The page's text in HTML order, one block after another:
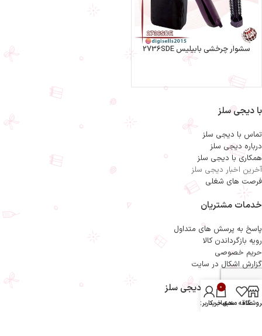
سشوار چرخشی بابیلیس 2736SDE
با دیجی سلز
تماس با دیجی سلز
درباره دیجی سلز
همکاری با دیجی سلز
آخرین اخبار دیجی سلز
فرصت های شغلی
خدمات مشتریان
پاسخ به پرسش های متداول
رویه بازگرداندن کالا
حریم خصوصی
گزارش اشکال در سایت
راهنمای خرید از دیجی سلز
علاقه مندی
0
سبد خرید
حساب کاربری من